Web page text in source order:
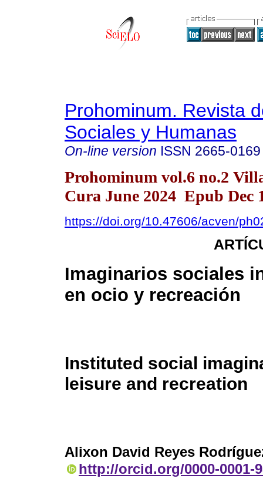
Prohominum. Revista
Sociales y Humanas
On-line version ISSN 2665-0169
Prohominum vol.6 no.2
Cura June 2024 Epub Dec
https://doi.org/10.47606/acven/
Imaginarios sociales
en ocio y recreación
Instituted social
leisure and recreation
Alixon David Reyes
http://orcid.org/0000-0001-